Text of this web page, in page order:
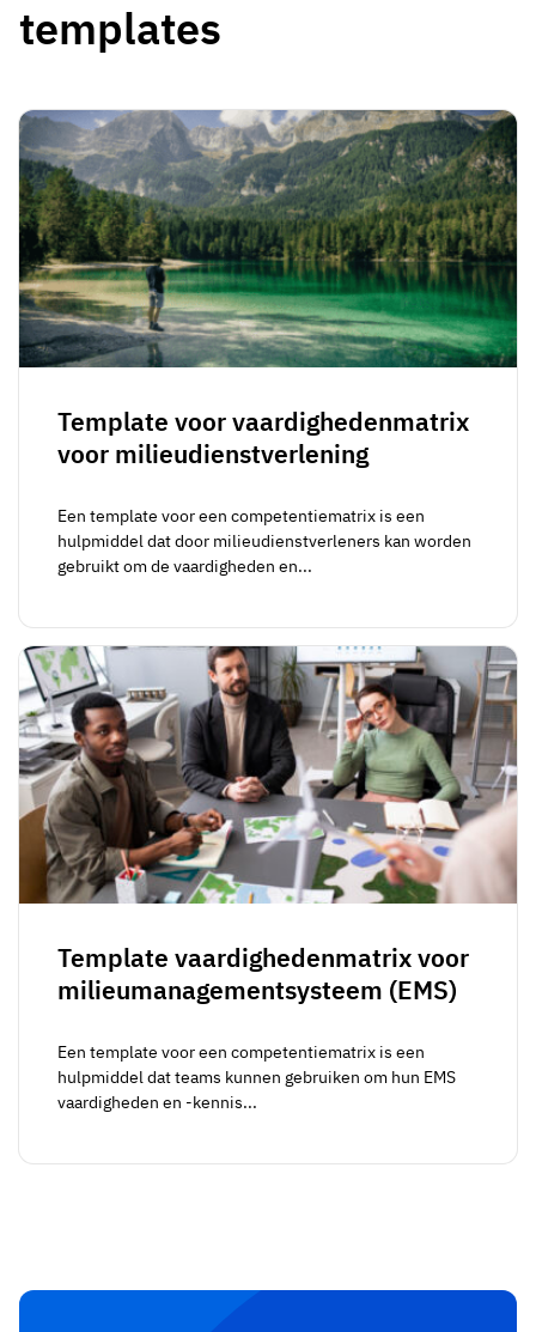
templates
Template voor vaardighedenmatrix
voor milieudienstverlening
Een template voor een competentiematrix is een
hulpmiddel dat door milieudienstverleners kan worden
gebruikt om de vaardigheden en...
Template vaardighedenmatrix voor
milieumanagementsysteem (EMS)
Een template voor een competentiematrix is een
hulpmiddel dat teams kunnen gebruiken om hun EMS
vaardigheden en -kennis...